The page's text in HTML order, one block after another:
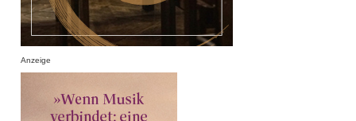
Anzeige